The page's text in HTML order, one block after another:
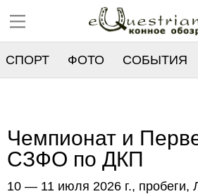
СПОРТ ФОТО СОБЫТИЯ
Чемпионат и
СЗФО по ДКП
10 — 11 июля 2026 г., пробеги,